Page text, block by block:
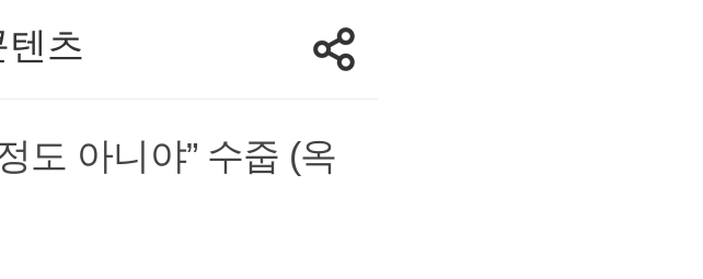
츠
도 아니야” 수줍 (옥